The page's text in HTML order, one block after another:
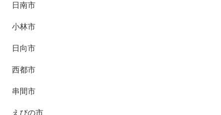
日南市
小林市
日向市
西都市
串間市
えびの市